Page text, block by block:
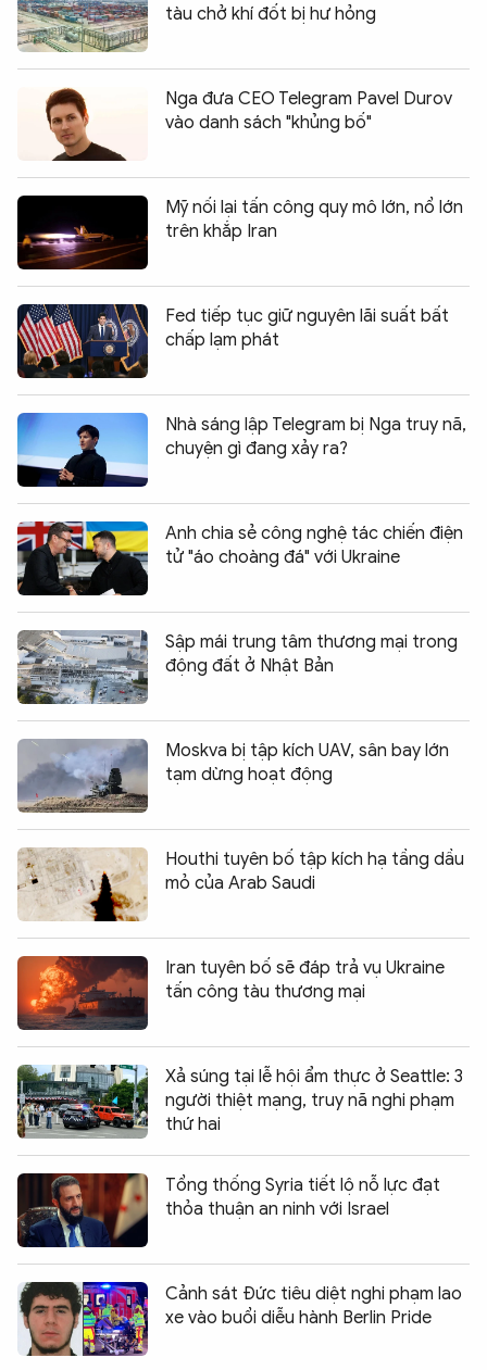
tàu chở khí đốt bị hư hỏng
Nga đưa CEO Telegram Pavel Durov
vào danh sách "khủng bố"
Mỹ nối lại tấn công quy mô lớn, nổ lớn
trên khắp Iran
Fed tiếp tục giữ nguyên lãi suất bất
chấp lạm phát
Nhà sáng lập Telegram bị Nga truy nã,
chuyện gì đang xảy ra?
Anh chia sẻ công nghệ tác chiến điện
tử "áo choàng đá" với Ukraine
Sập mái trung tâm thương mại trong
động đất ở Nhật Bản
Moskva bị tập kích UAV, sân bay lớn
tạm dừng hoạt động
Houthi tuyên bố tập kích hạ tầng dầu
mỏ của Arab Saudi
Iran tuyên bố sẽ đáp trả vụ Ukraine
tấn công tàu thương mại
Xả súng tại lễ hội ẩm thực ở Seattle: 3
người thiệt mạng, truy nã nghi phạm
thứ hai
Tổng thống Syria tiết lộ nỗ lực đạt
thỏa thuận an ninh với Israel
Cảnh sát Đức tiêu diệt nghi phạm lao
xe vào buổi diễu hành Berlin Pride